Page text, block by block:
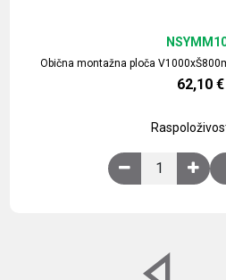
Obična montažna ploča
62,10 €
Obična